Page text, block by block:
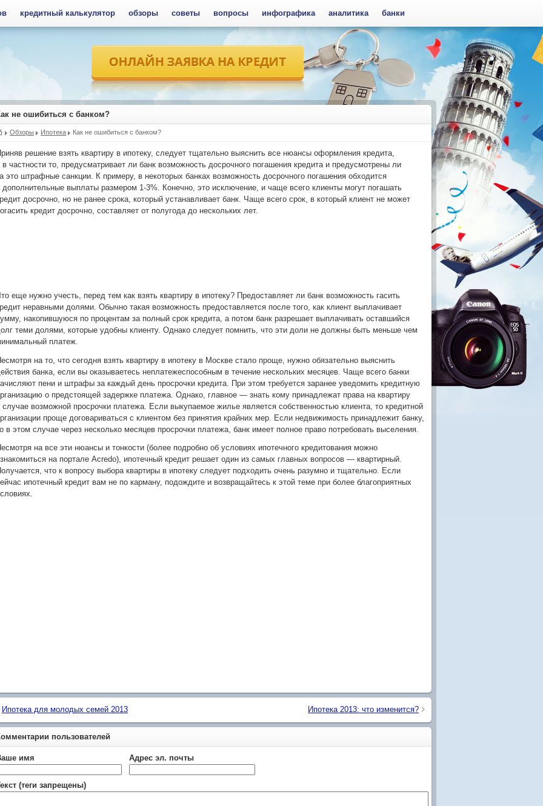
не ошибиться с банком?
Обзоры Ипотека Как не ошибиться с банком?
решение взять квартиру в ипотеку, следует тщательно выяснить все нюансы оформления кредита,
в частности то, предусматривает ли банк возможность досрочного погашения кредита и предусмотрены ли
это штрафные санкции. К примеру, в некоторых банках возможность досрочного погашения обходится
дополнительные выплаты размером 1-3%.
Конечно, это исключение, и чаще всего клиенты могут погашать
досрочно, но не ранее срока, который устанавливает банк. Чаще всего срок, в который клиент не может
кредит досрочно, составляет от полугода до нескольких лет.
еще нужно учесть, перед тем как взять квартиру в ипотеку? Предоставляет ли банк возможность гасить
неравными долями. Обычно такая возможность предоставляется после того, как клиент выплачивает
накопившуюся по процентам за полный срок кредита, а потом банк разрешает выплачивать оставшийся
теми долями, которые удобны клиенту. Однако следует помнить, что эти доли не должны быть меньше чем
платеж.
на то, что сегодня взять квартиру в ипотеку в Москве стало проще, нужно обязательно выяснить
банка, если вы оказываетесь неплатежеспособным в течение нескольких месяцев. Чаще всего банки
пени и штрафы за каждый день просрочки кредита. При этом требуется заранее уведомить кредитную
о предстоящей задержке платежа. Однако, главное — знать кому принадлежат права на квартиру
случае возможной просрочки платежа. Если выкупаемое жилье является собственностью клиента, то кредитной
проще договариваться с клиентом без принятия крайних мер. Если недвижимость принадлежит банку,
в этом случае через несколько месяцев просрочки платежа, банк имеет полное право потребовать выселения.
на все эти нюансы и тонкости (более подробно об условиях ипотечного кредитования можно
на портале Acredo), ипотечный кредит решает один из самых главных вопросов — квартирный.
что к вопросу выбора квартиры в ипотеку следует подходить очень разумно и тщательно. Если
ипотечный кредит вам не по карману, подождите и возвращайтесь к этой теме при более благоприятных
Ипотека для молодых семей 2013 Ипотека 2013: что изменится?
пользователей
имя Адрес эл. почты
(теги запрещены)
кредитный калькулятор обзоры советы вопросы инфографика аналитика банки